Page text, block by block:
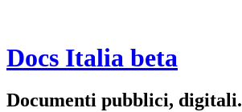
Docs Italia beta
Documenti pubblici, digitali.